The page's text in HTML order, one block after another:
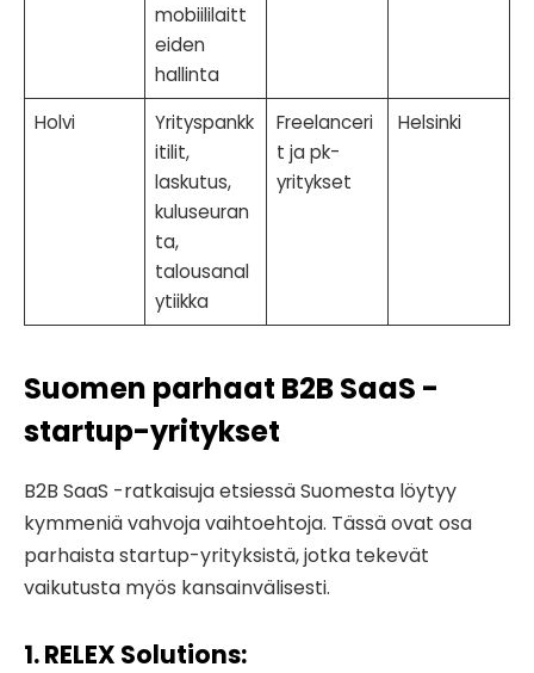
mobiililaitt
eiden
hallinta
Holvi
Yrityspankk
itilit,
laskutus,
kuluseuran
ta,
talousanal
ytiikka
Freelanceri
t ja pk-
yritykset
Helsinki
Suomen parhaat B2B SaaS -
startup-yritykset
B2B SaaS -ratkaisuja etsiessä Suomesta löytyy
kymmeniä vahvoja vaihtoehtoja. Tässä ovat osa
parhaista startup-yrityksistä, jotka tekevät
vaikutusta myös kansainvälisesti.
1. RELEX Solutions: